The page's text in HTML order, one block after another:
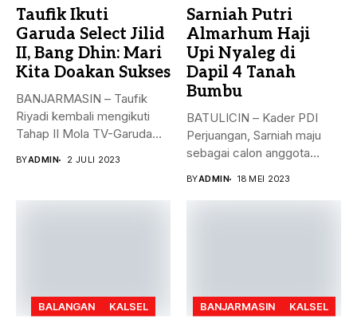
Taufik Ikuti
Garuda Select Jilid
II, Bang Dhin: Mari
Kita Doakan Sukses
BANJARMASIN – Taufik
Riyadi kembali mengikuti
Tahap II Mola TV-Garuda
BYADMIN 2 JULI 2023
Sarniah Putri
Almarhum Haji
Upi Nyaleg di
Dapil 4 Tanah
Bumbu
BATULICIN – Kader PDI
Perjuangan, Sarniah maju
sebagai calon anggota
BYADMIN 18 MEI 2023
BALANGAN KALSEL BANJARMASIN KALSEL